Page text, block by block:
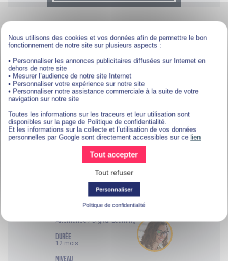
Bachelor
Bachelor Responsable
d'Etablissement
Vous rêvez de piloter un établissement,
d’impulser des changements et de booster
sa performance ? Ce Bachelor vous
nécessaires pour piloter des services,
manager des équipes et commercialiser
des offres avec efficacité.
EN SAVOIR PLUS ?
Management et Gestion
Alternance / Digital Learning
DURÉE
12 mois
Nous utilisons des cookies et vos données afin de permettre le bon
fonctionnement de notre site sur plusieurs aspects :
• Personnaliser les annonces publicitaires diffusées sur Internet en
dehors de notre site
• Mesurer l’audience de notre site Internet
• Personnaliser votre expérience sur notre site
• Personnaliser notre assistance commerciale à la suite de votre
navigation sur notre site
Toutes les informations sur les traceurs et leur utilisation sont
disponibles sur la page de Politique de confidentialité.
Et les informations sur la collecte et l’utilisation de vos données
personnelles par Google sont directement accessibles sur ce lien
Tout accepter
Tout refuser
Personnaliser
Politique de confidentialité